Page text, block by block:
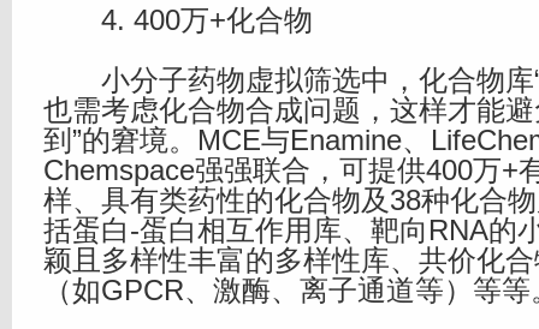
4. 400万+化合物
小分子药物虚拟筛选中，化合物库
也需考虑化合物合成问题，这样才能避
到”的窘境。MCE与Enamine、
Chemspace强强联合，可提供400万+
样、具有类药性的化合物及38种化合
括蛋白-蛋白相互作用库、靶向RNA的
颖且多样性丰富的多样性库、共价化
（如GPCR、激酶、离子通道等）等等